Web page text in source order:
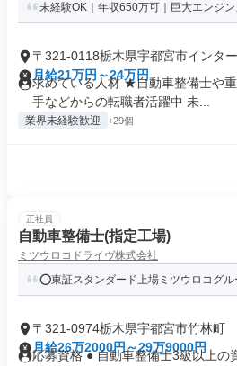
未経験OK｜年収650万可｜巨大エンジ
〒321-0118栃木県宇都宮市インタ
月給21万円～24万円
求めている人材 ★自動車整備士や
手などからの転職者活躍中 未...
業界未経験歓迎 +29個
正社員
自動車整備士(指定工場)
ミツウロコドライヴ株式会社
⭕️東証スタンダード上場ミツウロコグ
〒321-0974栃木県宇都宮市竹林町
月給26万2000円～29万9000円
応募資格 ● 自動車整備士3級以上の